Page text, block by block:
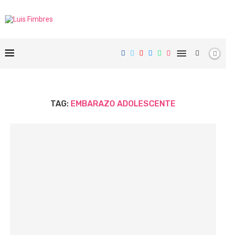
TAG: EMBARAZO ADOLESCENTE